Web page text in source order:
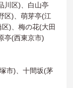
川区)、白山亭
区)、萌芽亭(江
)、梅の花(大田
亭(西東京市)
市)、十間坂(茅